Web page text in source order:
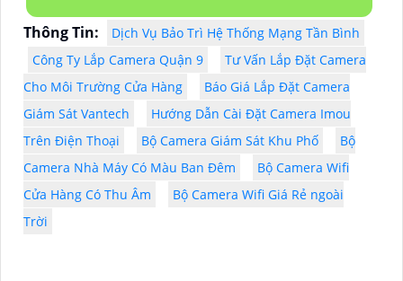
Thông Tin:
Dịch Vụ Bảo Trì Hệ Thống Mạng Tần Bình
Công Ty Lắp Camera Quận 9
Tư Vấn Lắp Đặt Camera
Cho Môi Trường Cửa Hàng
Báo Giá Lắp Đặt Camera
Giám Sát Vantech
Hướng Dẫn Cài Đặt Camera Imou
Trên Điện Thoại
Bộ Camera Giám Sát Khu Phố
Bộ
Camera Nhà Máy Có Màu Ban Đêm
Bộ Camera Wifi
Cửa Hàng Có Thu Âm
Bộ Camera Wifi Giá Rẻ ngoài
Trời